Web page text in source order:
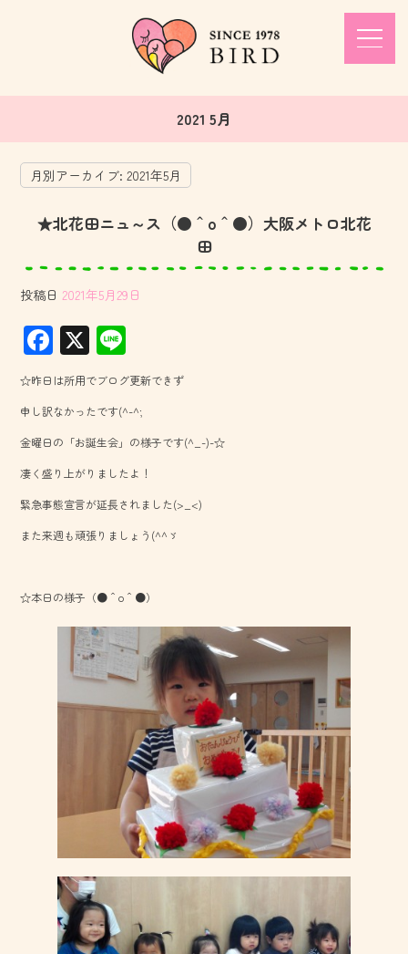
2021 5月
月別アーカイブ:2021年5月
★北花田ニュ～ス（●＾o＾●）大阪メトロ北花
田
投稿日 2021年5月29日
F
ac
e
b
o
ok
X
ne
☆昨日は所用でブログ更新できず
申し訳なかったです(^-^;
金曜日の「お誕生会」の様子です(^_-)-☆
凄く盛り上がりましたよ！
緊急事態宣言が延長されました(>_<)
また来週も頑張りましょう(^^ゞ
☆本日の様子（●＾o＾●）